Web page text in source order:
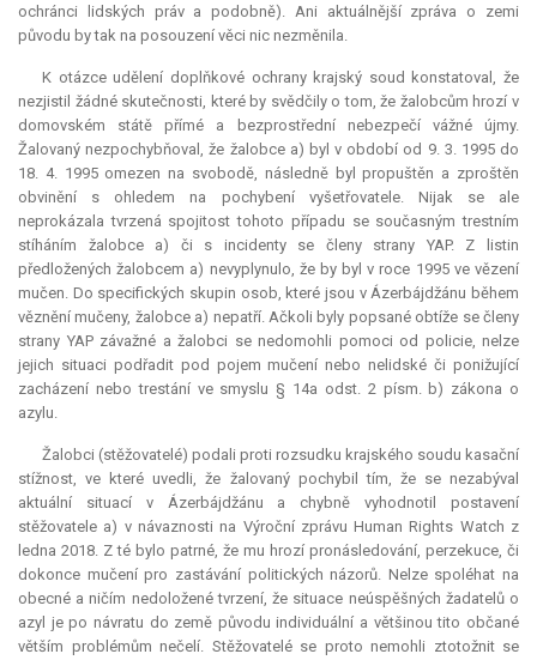
ochránci lidských práv a podobně). Ani aktuálnější zpráva o zemi
původu by tak na posouzení věci nic nezměnila.
K otázce udělení doplňkové ochrany krajský soud konstatoval, že
nezjistil žádné skutečnosti, které by svědčily o tom, že žalobcům hrozí v
domovském státě přímé a bezprostřední nebezpečí vážné újmy.
Žalovaný nezpochybňoval, že žalobce a) byl v období od 9. 3. 1995 do
18. 4. 1995 omezen na svobodě, následně byl propuštěn a zproštěn
obvinění s ohledem na pochybení vyšetřovatele. Nijak se ale
neprokázala tvrzená spojitost tohoto případu se současným trestním
stíháním žalobce a) či s incidenty se členy strany YAP. Z listin
předložených žalobcem a) nevyplynulo, že by byl v roce 1995 ve vězení
mučen. Do specifických skupin osob, které jsou v Ázerbájdžánu během
věznění mučeny, žalobce a) nepatří. Ačkoli byly popsané obtíže se členy
strany YAP závažné a žalobci se nedomohli pomoci od policie, nelze
jejich situaci podřadit pod pojem mučení nebo nelidské či ponižující
zacházení nebo trestání ve smyslu § 14a odst. 2 písm. b) zákona o
azylu.
Žalobci (stěžovatelé) podali proti rozsudku krajského soudu kasační
stížnost, ve které uvedli, že žalovaný pochybil tím, že se nezabýval
aktuální situací v Ázerbájdžánu a chybně vyhodnotil postavení
stěžovatele a) v návaznosti na Výroční zprávu Human Rights Watch z
ledna 2018. Z té bylo patrné, že mu hrozí pronásledování, perzekuce, či
dokonce mučení pro zastávání politických názorů. Nelze spoléhat na
obecné a ničím nedoložené tvrzení, že situace neúspěšných žadatelů o
azyl je po návratu do země původu individuální a většinou tito občané
větším problémům nečelí. Stěžovatelé se proto nemohli ztotožnit se